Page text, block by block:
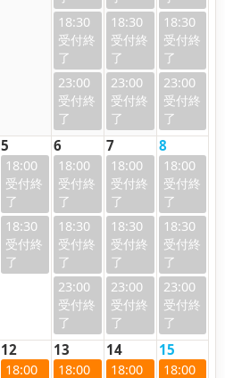
18:30
23:00
18:30
23:00
18:30
23:00
5
18:00
18:30
6
18:00
18:30
23:00
7
18:00
18:30
23:00
8
18:00
18:30
23:00
12
18:00
13
18:00
14
18:00
15
18:00